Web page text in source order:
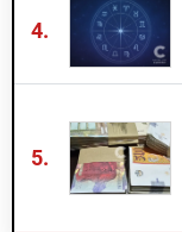
4.
5.